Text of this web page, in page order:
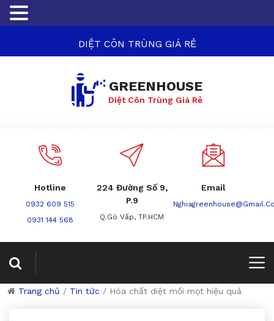
DIỆT CÔN TRÙNG GIÁ RẺ
GREENHOUSE
Diệt Côn Trùng Giá Rẻ
Hotline
0932 609 515
0931 144 568
224 Đường Số 9,
P.9
Q.Gò Vấp, TP.HCM
Email
Trang chủ / Tin tức / Hóa chất diệt mối mọt hiệu quả